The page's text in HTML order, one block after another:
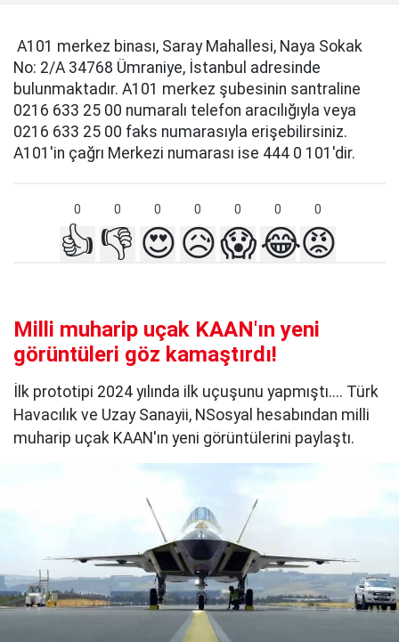
A101 merkez binası, Saray Mahallesi, Naya Sokak
No: 2/A 34768 Ümraniye, İstanbul adresinde
bulunmaktadır. A101 merkez şubesinin santraline
0216 633 25 00 numaralı telefon aracılığıyla veya
0216 633 25 00 faks numarasıyla erişebilirsiniz.
A101'in çağrı Merkezi numarası ise 444 0 101'dir.
0 0 0 0 0 0 0
👍 👎 😍😥😱😂😡
Milli muharip uçak KAAN'ın yeni
görüntüleri göz kamaştırdı!
İlk prototipi 2024 yılında ilk uçuşunu yapmıştı.... Türk
Havacılık ve Uzay Sanayii, NSosyal hesabından milli
muharip uçak KAAN'ın yeni görüntülerini paylaştı.